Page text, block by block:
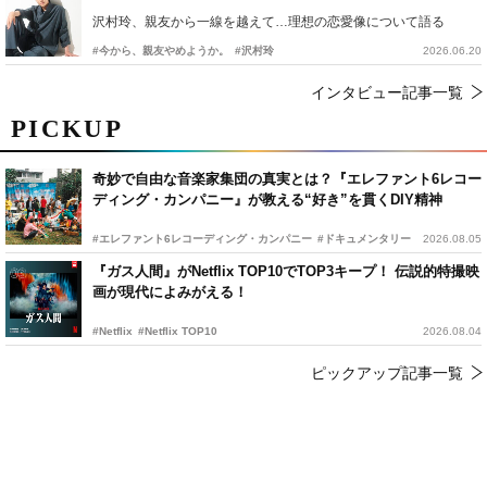
PICKUP
奇妙で自由な音楽家集団の真実とは？『エレファント6レコー
ディング・カンパニー』が教える“好き”を貫くDIY精神
#エレファント6レコーディング・カンパニー #ドキュメンタリー 2026.08.05
『ガス人間』がNetflix TOP10でTOP3キープ！ 伝説的特撮映
画が現代によみがえる！
#Netflix #Netflix TOP10 2026.08.04
ピックアップ記事一覧
沢村玲、親友から一線を越えて…理想の恋愛像について語る
#今から、親友やめようか。 #沢村玲 2026.06.20
インタビュー記事一覧